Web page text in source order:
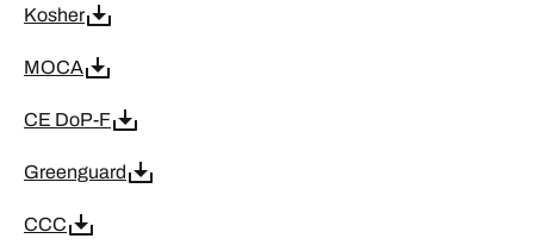
Kosher
MOCA
CE DoP-F
Greenguard
CCC